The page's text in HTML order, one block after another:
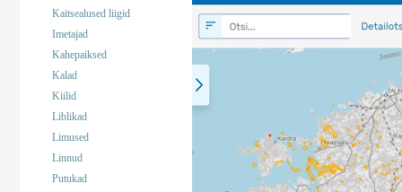
Kaitsealused liigid
Imetajad
Kahepaiksed
Kalad
Kiilid
Liblikad
Limused
Linnud
Putukad